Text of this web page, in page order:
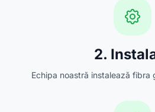
2.
Echipa noastră instalează fibra